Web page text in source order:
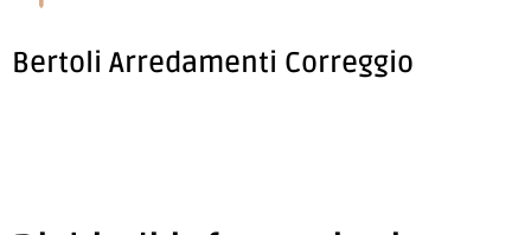
Bertoli Arredamenti Correggio